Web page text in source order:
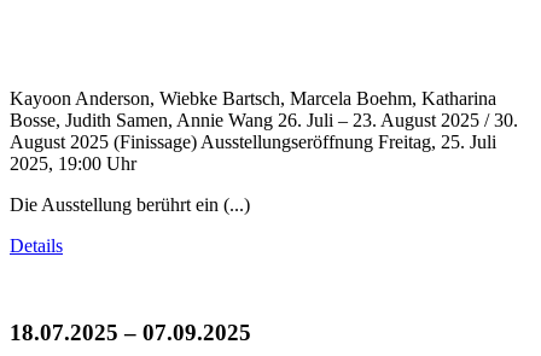
Kayoon Anderson, Wiebke Bartsch, Marcela Boehm, Katharina
Bosse, Judith Samen, Annie Wang 26. Juli – 23. August 2025 / 30.
August 2025 (Finissage) Ausstellungseröffnung Freitag, 25. Juli
2025, 19:00 Uhr
Die Ausstellung berührt ein (...)
Details
18.07.2025 – 07.09.2025